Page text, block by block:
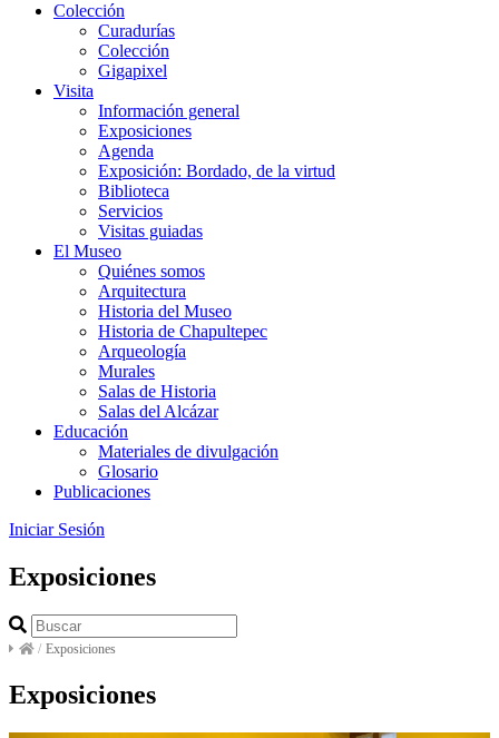
Colección
Curadurías
Colección
Gigapixel
Visita
Información general
Exposiciones
Agenda
Exposición: Bordado, de la virtud
Biblioteca
Servicios
Visitas guiadas
El Museo
Quiénes somos
Arquitectura
Historia del Museo
Historia de Chapultepec
Arqueología
Murales
Salas de Historia
Salas del Alcázar
Educación
Materiales de divulgación
Glosario
Publicaciones
Iniciar Sesión
Exposiciones
/ Exposiciones
Exposiciones